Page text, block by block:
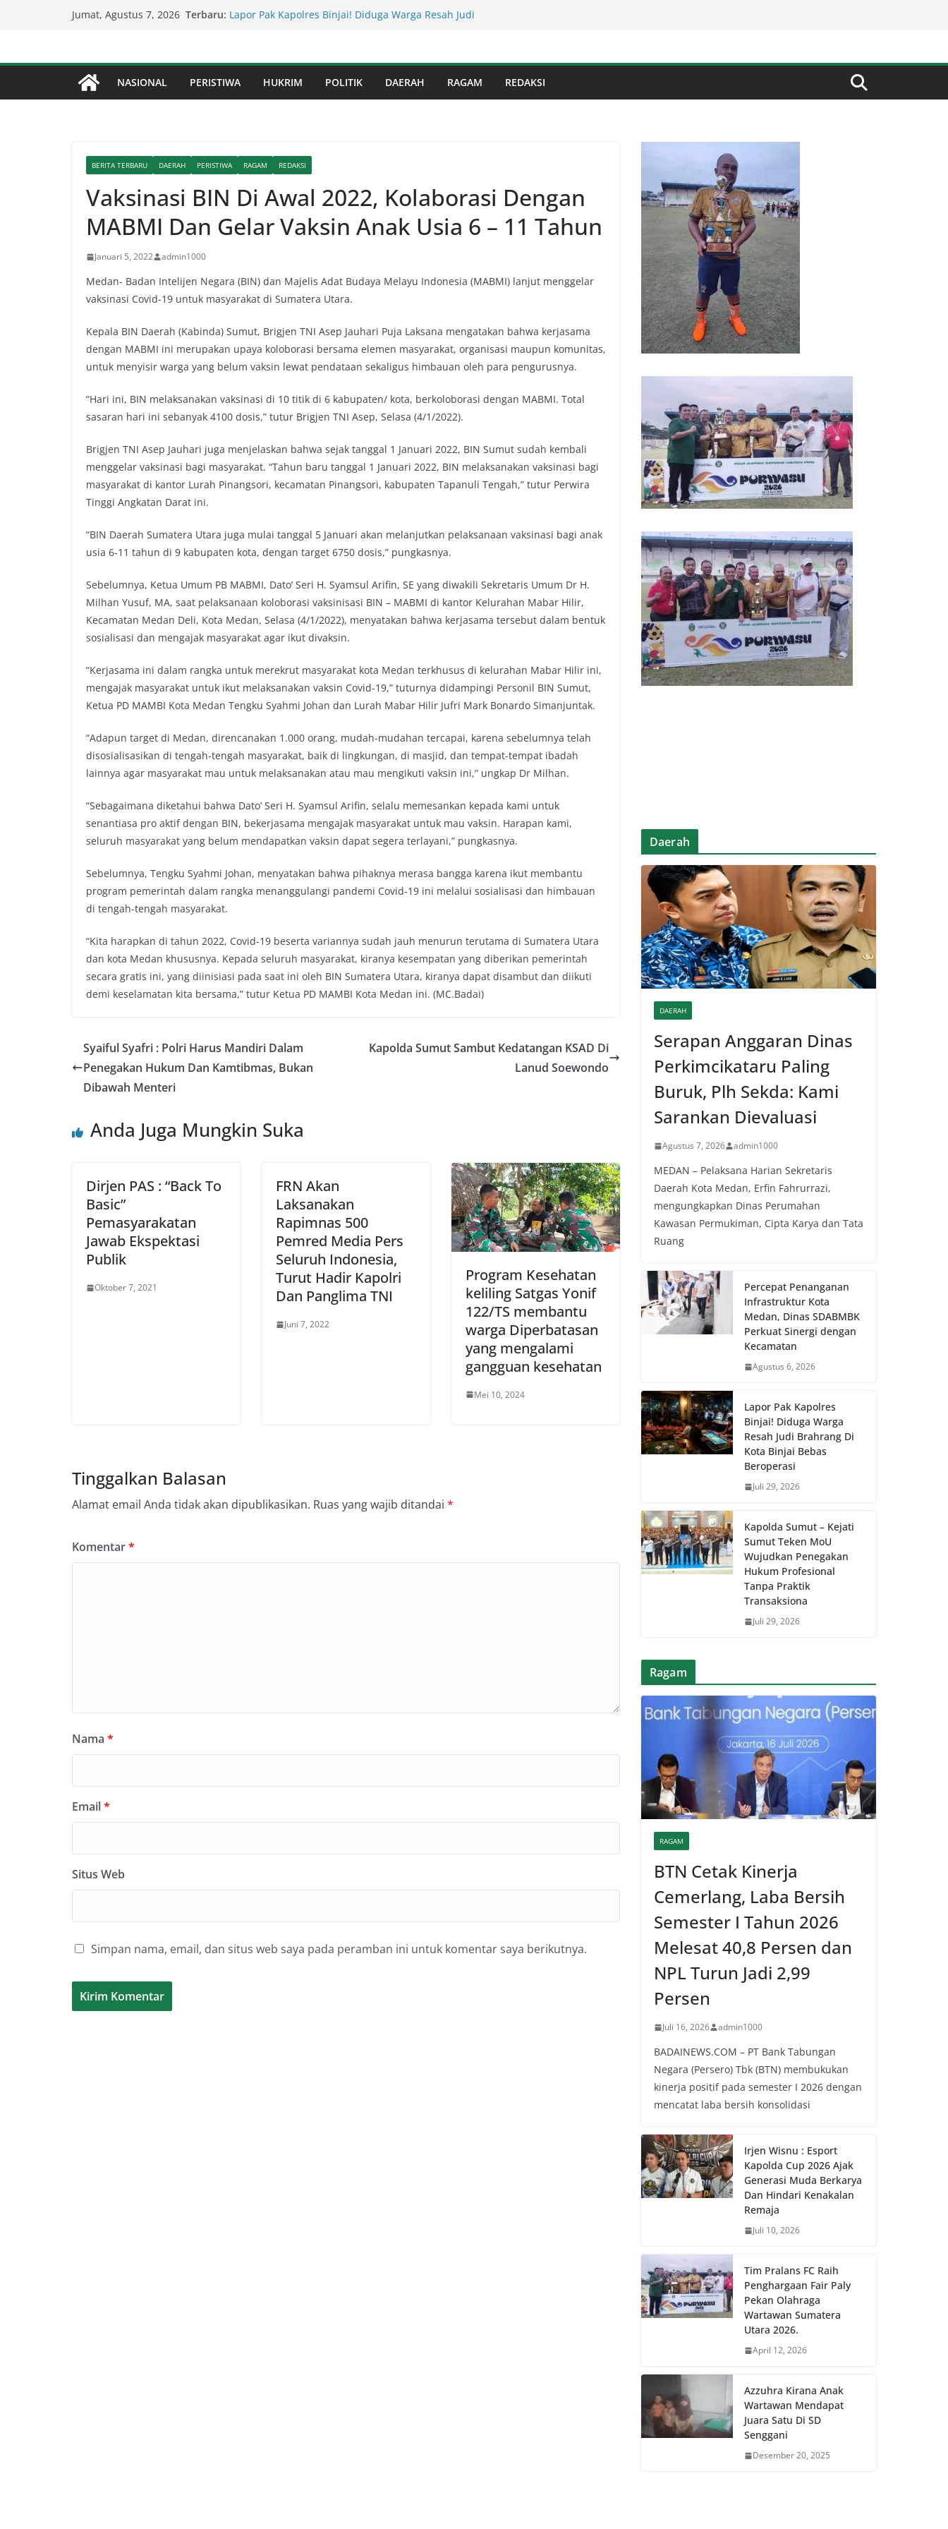
Jumat, Agustus 7, 2026 Terbaru: Lapor Pak Kapolres Binjai! Diduga Warga Resah Judi
Berhasil Diamankan Satresnarkoba Polresta Deliserdang
Serapan Anggaran Dinas Perkimcikataru Paling Buruk, Plh
NASIONAL PERISTIWA HUKRIM POLITIK DAERAH RAGAM REDAKSI
BERITA TERBARU DAERAH PERISTIWA RAGAM REDAKSI
Vaksinasi BIN Di Awal 2022, Kolaborasi Dengan
MABMI Dan Gelar Vaksin Anak Usia 6 – 11 Tahun
Januari 5, 2022 admin1000
Medan- Badan Intelijen Negara (BIN) dan Majelis Adat Budaya Melayu Indonesia (MABMI) lanjut menggelar
vaksinasi Covid-19 untuk masyarakat di Sumatera Utara.
Kepala BIN Daerah (Kabinda) Sumut, Brigjen TNI Asep Jauhari Puja Laksana mengatakan bahwa kerjasama
dengan MABMI ini merupakan upaya koloborasi bersama elemen masyarakat, organisasi maupun komunitas,
untuk menyisir warga yang belum vaksin lewat pendataan sekaligus himbauan oleh para pengurusnya.
“Hari ini, BIN melaksanakan vaksinasi di 10 titik di 6 kabupaten/ kota, berkoloborasi dengan MABMI. Total
sasaran hari ini sebanyak 4100 dosis,” tutur Brigjen TNI Asep, Selasa (4/1/2022).
Brigjen TNI Asep Jauhari juga menjelaskan bahwa sejak tanggal 1 Januari 2022, BIN Sumut sudah kembali
menggelar vaksinasi bagi masyarakat. “Tahun baru tanggal 1 Januari 2022, BIN melaksanakan vaksinasi bagi
masyarakat di kantor Lurah Pinangsori, kecamatan Pinangsori, kabupaten Tapanuli Tengah,” tutur Perwira
Tinggi Angkatan Darat ini.
“BIN Daerah Sumatera Utara juga mulai tanggal 5 Januari akan melanjutkan pelaksanaan vaksinasi bagi anak
usia 6-11 tahun di 9 kabupaten kota, dengan target 6750 dosis,” pungkasnya.
Sebelumnya, Ketua Umum PB MABMI, Dato’ Seri H. Syamsul Arifin, SE yang diwakili Sekretaris Umum Dr H.
Milhan Yusuf, MA, saat pelaksanaan koloborasi vaksinisasi BIN – MABMI di kantor Kelurahan Mabar Hilir,
Kecamatan Medan Deli, Kota Medan, Selasa (4/1/2022), menyatakan bahwa kerjasama tersebut dalam bentuk
sosialisasi dan mengajak masyarakat agar ikut divaksin.
“Kerjasama ini dalam rangka untuk merekrut masyarakat kota Medan terkhusus di kelurahan Mabar Hilir ini,
mengajak masyarakat untuk ikut melaksanakan vaksin Covid-19,” tuturnya didampingi Personil BIN Sumut,
Ketua PD MAMBI Kota Medan Tengku Syahmi Johan dan Lurah Mabar Hilir Jufri Mark Bonardo Simanjuntak.
“Adapun target di Medan, direncanakan 1.000 orang, mudah-mudahan tercapai, karena sebelumnya telah
disosialisasikan di tengah-tengah masyarakat, baik di lingkungan, di masjid, dan tempat-tempat ibadah
lainnya agar masyarakat mau untuk melaksanakan atau mau mengikuti vaksin ini,” ungkap Dr Milhan.
“Sebagaimana diketahui bahwa Dato’ Seri H. Syamsul Arifin, selalu memesankan kepada kami untuk
senantiasa pro aktif dengan BIN, bekerjasama mengajak masyarakat untuk mau vaksin. Harapan kami,
seluruh masyarakat yang belum mendapatkan vaksin dapat segera terlayani,” pungkasnya.
Sebelumnya, Tengku Syahmi Johan, menyatakan bahwa pihaknya merasa bangga karena ikut membantu
program pemerintah dalam rangka menanggulangi pandemi Covid-19 ini melalui sosialisasi dan himbauan
di tengah-tengah masyarakat.
“Kita harapkan di tahun 2022, Covid-19 beserta variannya sudah jauh menurun terutama di Sumatera Utara
dan kota Medan khususnya. Kepada seluruh masyarakat, kiranya kesempatan yang diberikan pemerintah
secara gratis ini, yang diinisiasi pada saat ini oleh BIN Sumatera Utara, kiranya dapat disambut dan diikuti
demi keselamatan kita bersama,” tutur Ketua PD MAMBI Kota Medan ini. (MC.Badai)
Syaiful Syafri : Polri Harus Mandiri Dalam
Penegakan Hukum Dan Kamtibmas, Bukan
Dibawah Menteri
Kapolda Sumut Sambut Kedatangan KSAD Di
Lanud Soewondo
Anda Juga Mungkin Suka
Dirjen PAS : “Back To
Basic”
Pemasyarakatan
Jawab Ekspektasi
Publik
Oktober 7, 2021
FRN Akan
Laksanakan
Rapimnas 500
Pemred Media Pers
Seluruh Indonesia,
Turut Hadir Kapolri
Dan Panglima TNI
Juni 7, 2022
Program Kesehatan
keliling Satgas Yonif
122/TS membantu
warga Diperbatasan
yang mengalami
gangguan kesehatan
Mei 10, 2024
Tinggalkan Balasan
Alamat email Anda tidak akan dipublikasikan. Ruas yang wajib ditandai *
Komentar*
Nama *
Email*
Situs Web
Simpan nama, email, dan situs web saya pada peramban ini untuk komentar saya berikutnya.
Daerah
DAERAH
Serapan Anggaran Dinas
Perkimcikataru Paling
Buruk, Plh Sekda: Kami
Sarankan Dievaluasi
Agustus 7, 2026 admin1000
MEDAN – Pelaksana Harian Sekretaris
Daerah Kota Medan, Erfin Fahrurrazi,
mengungkapkan Dinas Perumahan
Kawasan Permukiman, Cipta Karya dan Tata
Ruang
Percepat Penanganan
Infrastruktur Kota
Medan, Dinas SDABMBK
Perkuat Sinergi dengan
Kecamatan
Agustus 6, 2026
Lapor Pak Kapolres
Binjai! Diduga Warga
Resah Judi Brahrang Di
Kota Binjai Bebas
Beroperasi
Juli 29, 2026
Kapolda Sumut – Kejati
Sumut Teken MoU
Wujudkan Penegakan
Hukum Profesional
Tanpa Praktik
Transaksiona
Juli 29, 2026
Ragam
RAGAM
BTN Cetak Kinerja
Cemerlang, Laba Bersih
Semester I Tahun 2026
Melesat 40,8 Persen dan
NPL Turun Jadi 2,99
Persen
Juli 16, 2026 admin1000
BADAINEWS.COM – PT Bank Tabungan
Negara (Persero) Tbk (BTN) membukukan
kinerja positif pada semester I 2026 dengan
mencatat laba bersih konsolidasi
Irjen Wisnu : Esport
Kapolda Cup 2026 Ajak
Generasi Muda Berkarya
Dan Hindari Kenakalan
Remaja
Juli 10, 2026
Tim Pralans FC Raih
Penghargaan Fair Paly
Pekan Olahraga
Wartawan Sumatera
Utara 2026.
April 12, 2026
Azzuhra Kirana Anak
Wartawan Mendapat
Juara Satu Di SD
Senggani
Desember 20, 2025